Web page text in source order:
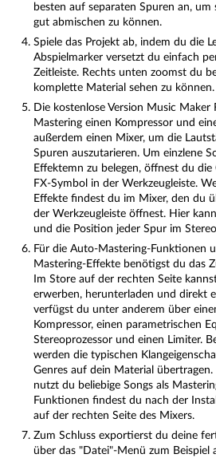
besten auf separaten Spuren an,
gut abmischen zu können.
Spiele das Projekt ab, indem du die
Abspielmarker versetzt du einfach
Zeitleiste. Rechts unten zoomst du
komplette Material sehen zu können.
Die kostenlose Version Music Maker
Mastering einen Kompressor und
außerdem einen Mixer, um die
Spuren auszutarieren. Um einzlene
Effektemn zu belegen, öffnest du
FX-Symbol in der Werkzeugleiste.
Effekte findest du im Mixer, den du
der Werkzeugleiste öffnest. Hier
und die Position jeder Spur im
Für die Auto-Mastering-Funktionen
Mastering-Effekte benötigst du das
Im Store auf der rechten Seite
erwerben, herunterladen und direkt
verfügst du unter anderem über
Kompressor, einen parametrischen
Stereoprozessor und einen Limiter.
werden die typischen
Genres auf dein Material
nutzt du beliebige Songs als
Funktionen findest du nach der
auf der rechten Seite des Mixers.
Zum Schluss exportierst du deine
über das "Datei"-Menü zum Beispiel